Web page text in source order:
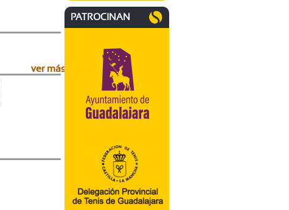
ver más
PATROCINAN